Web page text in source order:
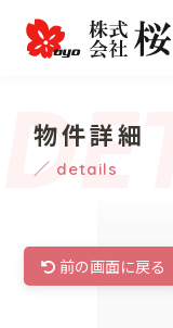
物件詳細
／ details
前の画面に戻る